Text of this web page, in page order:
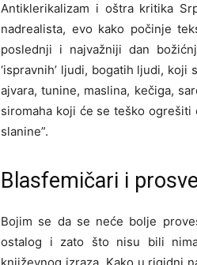
Antiklerikalizam i oštra kritika
nadrealista, evo kako počinje
poslednji i najvažniji dan
‘ispravnih’ ljudi, bogatih ljudi,
ajvara, tunine, maslina, kečiga,
siromaha koji će se teško
slanine”.
Blasfemičari i
Bojim se da se neće bolje
ostalog i zato što nisu bili